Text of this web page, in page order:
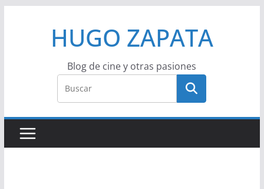
HUGO ZAPATA
Blog de cine y otras pasiones